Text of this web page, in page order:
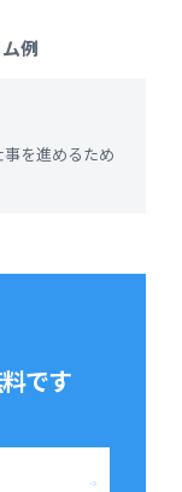
例
を進めるため
です